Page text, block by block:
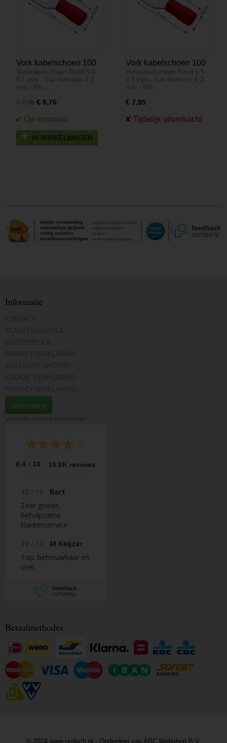
Vork kabelschoen 100
stuks - Rood 5.3-8.1
mm - Gat diameter 4,3
Vorkkabelschoen Rood 5.3-
8.1 mm - Gat diameter 4,3
mm - M5 -…
€ 7,95 € 6,76
IN WINKELWAGEN
Vork kabelschoen 100
stuks - Rood 6.5-9.5
mm - Gat diameter 4,3
Vorkkabelschoen Rood 6.5-
9.5 mm - Gat diameter 4,3
mm - M6 -…
€ 7,95
Informatie
Herroeping
8.4 / 10 10.6K reviews
10 / 10
Bart
Zeer goede,
behulpzame
klantenservice
10 / 10
M Keijzer
Top: betrouwbaar en
snel
Betaalmethodes